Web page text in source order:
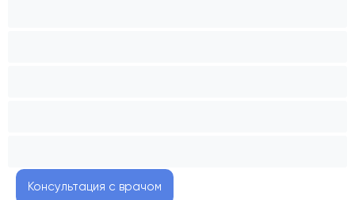
Консультация с врачом